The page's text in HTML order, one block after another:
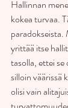
Hallinnan
kokea turvaa.
paradokseista.
yrittää itse
tasolla, ettei
silloin väärissä
olisi vain